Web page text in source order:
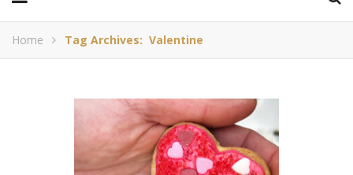
Home Tag Archives: Valentine